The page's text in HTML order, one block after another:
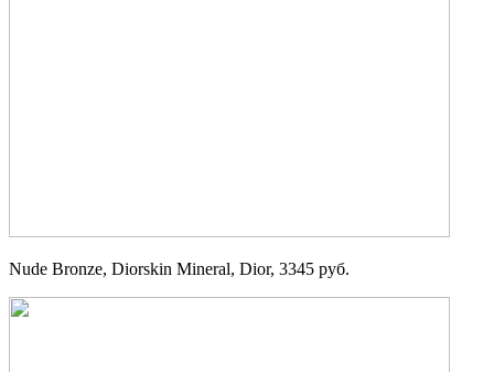
Nude Bronze, Diorskin Mineral, Dior, 3345 руб.